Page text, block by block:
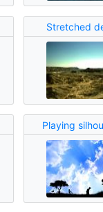
Stretched
Playing